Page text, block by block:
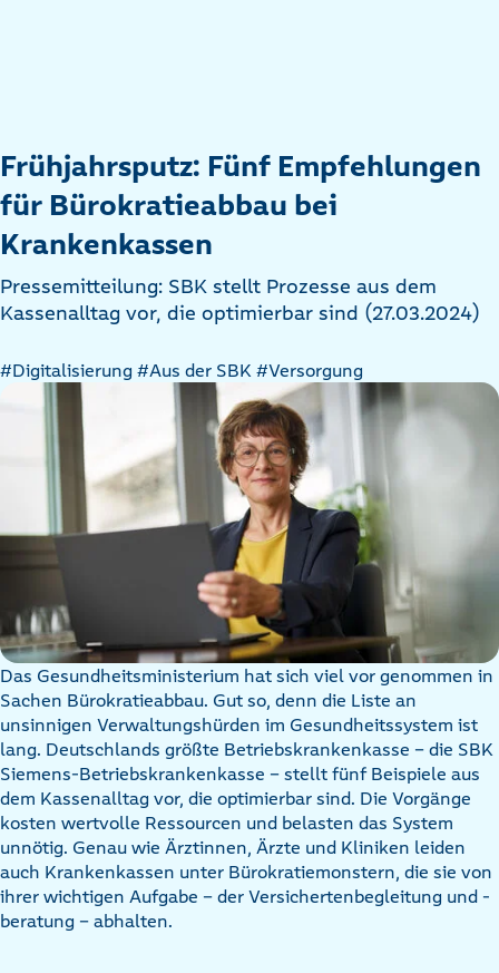
Frühjahrsputz: Fünf Empfehlungen
für Bürokratieabbau bei
Krankenkassen
Pressemitteilung: SBK stellt Prozesse aus dem
Kassenalltag vor, die optimierbar sind (27.03.2024)
#Digitalisierung #Aus der SBK #Versorgung
Das Gesundheitsministerium hat sich viel vor genommen in
Sachen Bürokratieabbau. Gut so, denn die Liste an
unsinnigen Verwaltungshürden im Gesundheitssystem ist
lang. Deutschlands größte Betriebskrankenkasse – die SBK
Siemens-Betriebskrankenkasse – stellt fünf Beispiele aus
dem Kassenalltag vor, die optimierbar sind. Die Vorgänge
kosten wertvolle Ressourcen und belasten das System
unnötig. Genau wie Ärztinnen, Ärzte und Kliniken leiden
auch Krankenkassen unter Bürokratiemonstern, die sie von
ihrer wichtigen Aufgabe – der Versichertenbegleitung und -
beratung – abhalten.